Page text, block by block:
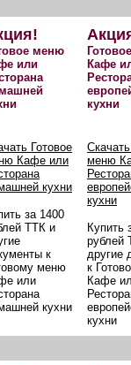
меню
или
Кафе
кухни
Готовое
Кафе или
кухни
за 1400
ТТК и
к
меню
или
кухни
меню
кухни
Купить
рублей
другие
к
Кафе
кухни